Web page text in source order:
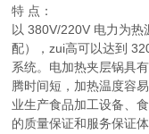
特 点：
以 380V/220V 电力为热
配），zui高可以达到
系统。电加热夹层锅具
腾时间短，加热温度容
业生产食品加工设备、
的质量保证和服务保证